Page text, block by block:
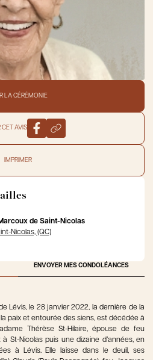
LA CÉRÉMONIE
CET AVIS
IMPRIMER
de Saint-Nicolas
Nicolas, (QC)
ENVOYER MES CONDOLÉANCES
Lévis, le 28 janvier 2022, la dernière de la
la paix et entourée des siens, est décédée à
Thérèse St-Hilaire, épouse de feu
St-Nicolas puis une dizaine d’années, en
à Lévis. Elle laisse dans le deuil, ses